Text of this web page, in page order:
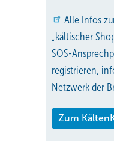
für
Alle Infos
„kältischer
SOS-
registrieren,
Netzwerk der
Zum